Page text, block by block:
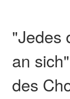
"Jedes
an
des